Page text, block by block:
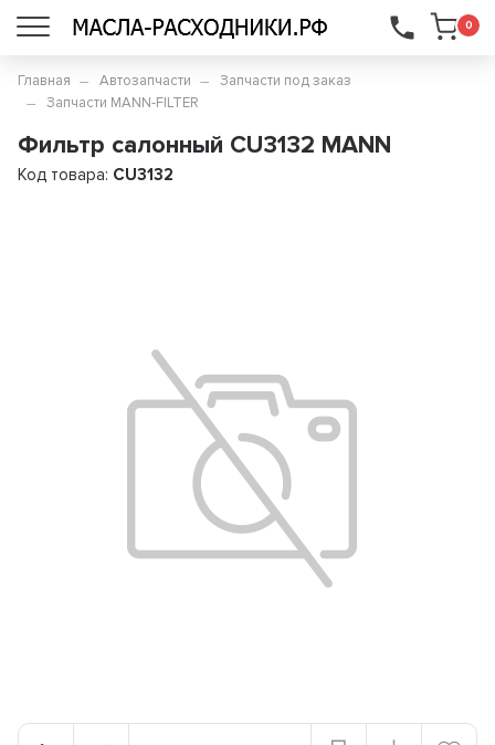
0
...
Главная Автозапчасти
Запчасти под заказ
Запчасти MANN-FILTER
Фильтр салонный CU3132 MANN
Код товара: CU3132